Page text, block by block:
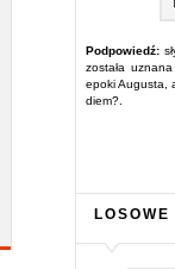
Podpowiedź:
została
epoki Augusta,
diem?.